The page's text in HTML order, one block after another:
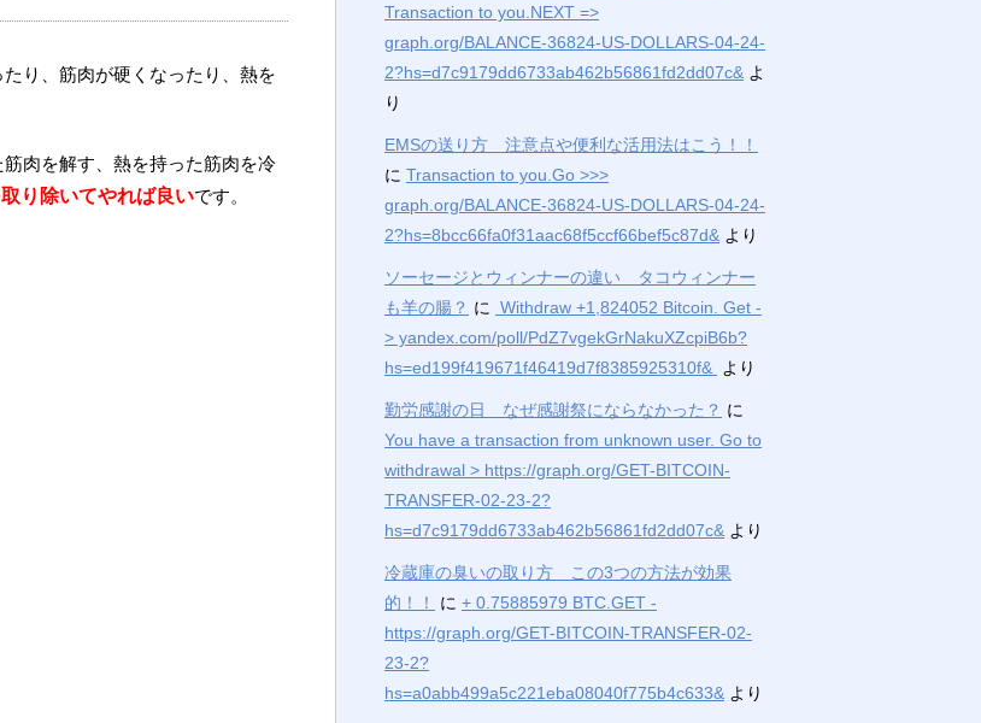
り、筋肉が硬くなったり、熱を
肉を解す、熱を持った筋肉を冷
り除いてやれば良いです。
Transaction to you.NEXT =>
graph.org/BALANCE-36824-US-DOLLARS-04-24-
2?hs=d7c9179dd6733ab462b56861fd2dd07c& よ
り
EMSの送り方 注意点や便利な活用法はこう！！
に Transaction to you.Go >>>
graph.org/BALANCE-36824-US-DOLLARS-04-24-
2?hs=8bcc66fa0f31aac68f5ccf66bef5c87d& より
ソーセージとウィンナーの違い タコウィンナー
も羊の腸？ に
‍ Withdraw +1,824052 Bitcoin. Get -
> yandex.com/poll/PdZ7vgekGrNakuXZcpiB6b?
hs=ed199f419671f46419d7f8385925310f& ‍
より
勤労感謝の日 なぜ感謝祭にならなかった？ に
You have a transaction from unknown user. Gо tо
withdrаwаl > https://graph.org/GET-BITCOIN-
TRANSFER-02-23-2?
hs=d7c9179dd6733ab462b56861fd2dd07c& より
冷蔵庫の臭いの取り方 この3つの方法が効果
的！！
に + 0.75885979 BTC.GET -
https://graph.org/GET-BITCOIN-TRANSFER-02-
23-2?
hs=a0abb499a5c221eba08040f775b4c633& より